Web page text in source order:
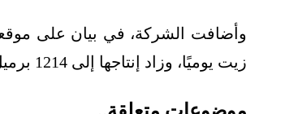
زيت يوميًا، وزاد إنتاجها إلى 1214 برميل زيت يوميًا بعدها.